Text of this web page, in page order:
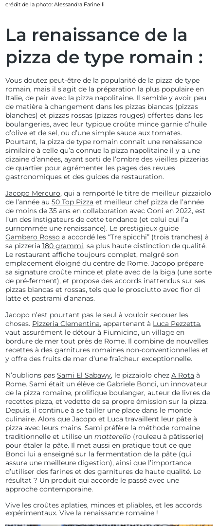
crédit de la photo: Alessandra Farinelli
La renaissance de la
pizza de type romain :
Vous doutez peut-être de la popularité de la pizza de type
romain, mais il s’agit de la préparation la plus populaire en
Italie, de pair avec la pizza napolitaine. Il semble y avoir peu
de matière à changement dans les pizzas biancas (pizzas
blanches) et pizzas rossas (pizzas rouges) offertes dans les
boulangeries, avec leur typique croûte mince garnie d’huile
d’olive et de sel, ou d’une simple sauce aux tomates.
Pourtant, la pizza de type romain connaît une renaissance
similaire à celle qu’a connue la pizza napolitaine il y a une
dizaine d’années, ayant sorti de l’ombre des vieilles pizzerias
de quartier pour agrémenter les pages des revues
gastronomiques et des guides de restauration.
Jacopo Mercuro, qui a remporté le titre de meilleur pizzaiolo
de l’année au50 Top Pizza et meilleur chef pizza de l’année
de moins de 35 ans en collaboration avec Ooni en 2022, est
l’un des instigateurs de cette tendance (et celui qui l’a
surnommée une renaissance). Le prestigieux guide
Gambero Rosso a accordé les “Tre spicchi” (trois tranches) à
sa pizzeria180 grammi, sa plus haute distinction de qualité.
Le restaurant affiche toujours complet, malgré son
emplacement éloigné du centre de Rome.Jacopo prépare
sa signature croûte mince et plate avec de la biga (une sorte
de pré-ferment), et propose des accords inattendus sur ses
pizzas biancas et rossas, tels que le prosciutto avec fior di
latte et pastrami d’ananas.
Jacopo n’est pourtant pas le seul à vouloir secouer les
choses. Pizzeria Clementina, appartenant à Luca Pezzetta,
vaut assurément le détour à Fiumicino, un village en
bordure de mer tout près de Rome. Il combine de nouvelles
recettes à des garnitures romaines non-conventionnelles et
y offre des fruits de mer d’une fraîcheur exceptionnelle.
N’oublions pasSami El Sabawy, le pizzaiolo chezA Rota à
Rome. Sami était un élève de Gabriele Bonci, un innovateur
de la pizza romaine, prolifique boulanger, auteur de livres de
recettes pizza, et vedette de sa propre émission sur la pizza.
Depuis, il continue à se tailler une place dans le monde
culinaire. Alors que Jacopo et Luca travaillent leur pâte à
pizza avec leurs mains, Sami préfère la méthode romaine
traditionnelle et utilise un matterello (rouleau à pâtisserie)
pour étaler la pâte. Il met aussi en pratique tout ce que
Bonci lui a enseigné sur la fermentation de la pâte (qui
assure une meilleure digestion), ainsi que l’importance
d’utiliser des farines et des garnitures de haute qualité. Le
résultat ? Un produit qui accorde le passé avec une
approche contemporaine.
Vive les croûtes aplaties, minces et pliables, et les accords
expérimentaux. Vive la renaissance romaine !